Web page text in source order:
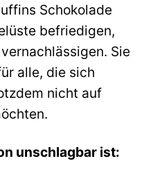
Schokolade
befriedigen,
Sie
alle, die sich
nicht auf
unschlagbar ist: